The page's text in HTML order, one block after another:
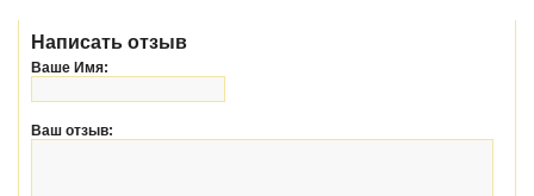
Написать отзыв
Ваше Имя:
Ваш отзыв: